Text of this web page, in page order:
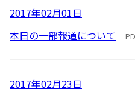
Follow Us
バイオマス発電
経営メンバー
TCFD提言に沿う情報開示
財務ハイライト
2017年02月01日
本日の一部報道について
2017年02月23日